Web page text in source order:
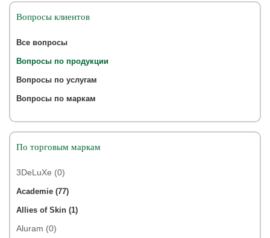
Вопросы клиентов
Все вопросы
Вопросы по продукции
Вопросы по услугам
Вопросы по маркам
По торговым маркам
3DeLuXe (0)
Academie (77)
Allies of Skin (1)
Aluram (0)